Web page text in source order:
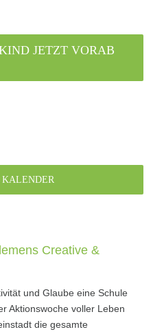
JETZT VORAB
KALENDER
Creative &
und Glaube eine Schule
Aktionswoche voller Leben
die gesamte